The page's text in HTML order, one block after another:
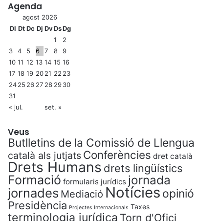
Agenda
agost 2026
Dl DtDc Dj DvDsDg
1
2
3
4 5 6 7 8
9
10 11 12 13 14 15 16
17 18 19 2021 22 23
2425 26 27 28 2930
31
« jul.
set. »
Veus
Butlletins de la Comissió de Llengua
català als jutjats Conferències dret català
Drets Humans drets lingüístics
Formació formularis jurídics jornada
jornades Mediació Notícies opinió
Presidència Projectes Internacionals Taxes
terminologia jurídica Torn d'Ofici